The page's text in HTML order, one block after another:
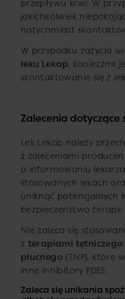
przepływu krwi. W
jakichkolwiek
natychmiast
W przypadku zażycia
leku Lekap, konieczne
skontaktowanie się z
Zalecenia dotyczące
Lek Lekap należy
z zaleceniami
o informowaniu
stosowanych lekach
uniknąć potencjalnych
bezpieczeństwo terapii.
Nie zaleca się
z terapiami tętniczego
płucnego(TNP), które
inne inhibitory PDE5.
Zaleca się unikania